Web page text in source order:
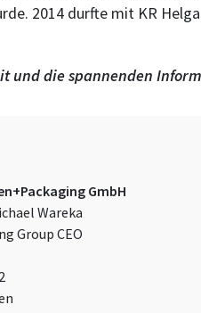
2014 durfte mit KR
und die spannenden
GmbH
Wareka
Group CEO